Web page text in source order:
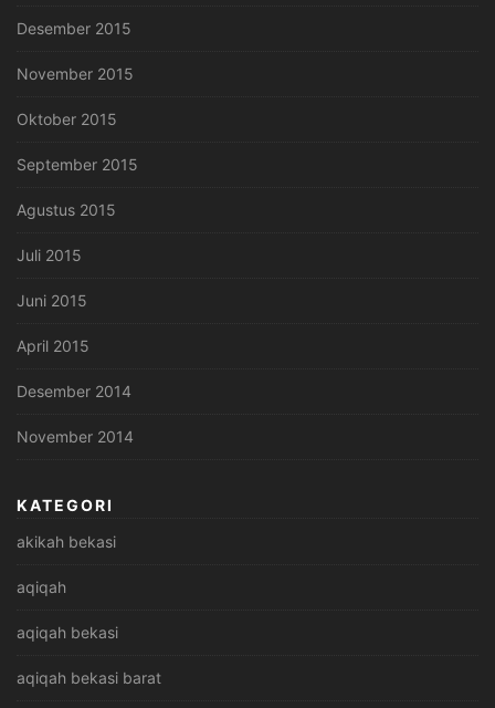
Desember 2015
November 2015
Oktober 2015
September 2015
Agustus 2015
Juli 2015
Juni 2015
April 2015
Desember 2014
November 2014
KATEGORI
akikah bekasi
aqiqah
aqiqah bekasi
aqiqah bekasi barat